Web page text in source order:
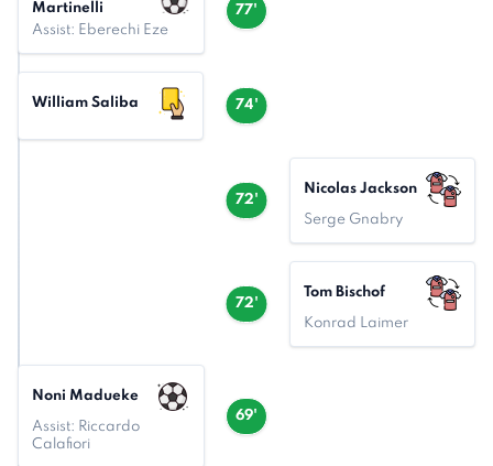
77'
Martinelli
Assist: Eberechi Eze
74'
William Saliba
72'
Nicolas Jackson
Serge Gnabry
72'
Tom Bischof
Konrad Laimer
69'
Noni Madueke
Assist: Riccardo
Calafiori